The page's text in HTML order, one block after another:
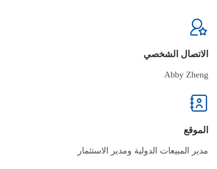

الاتصال الشخصي
Abby Zheng

الموقع
مدير المبيعات الدولية ومدير الاستثمار